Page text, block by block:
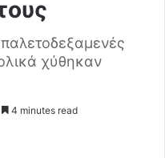
παλετοδεξαμενές
χύθηκαν
4 minutes read